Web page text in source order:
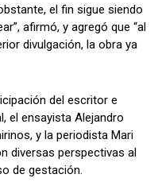
el fin sigue siendo
afirmó, y agregó que “al
divulgación, la obra ya
del escritor e
el ensayista Alejandro
y la periodista Mari
diversas perspectivas al
de gestación.